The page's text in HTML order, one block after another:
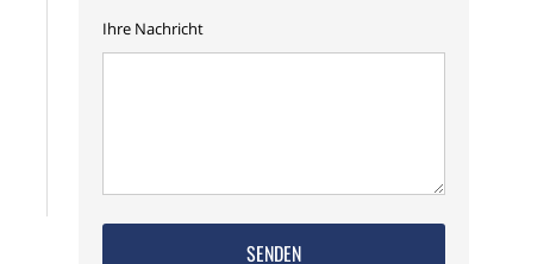
Ihre Nachricht